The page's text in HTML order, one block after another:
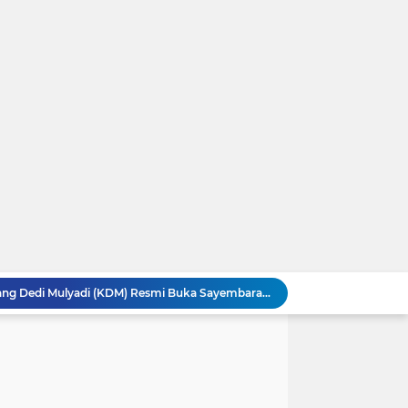
Gubernur Jawa Barat, Kang Dedi Mulyadi (KDM) Resmi Buka Sayembara Berhadiah 5 juta Hingga Rp50 Juta
HEBOH Hilda Clarissa Theopilus Kerja di RS Mana? Viral Komentar 'Puas' terkait Meninggalnya Pasien BPJS